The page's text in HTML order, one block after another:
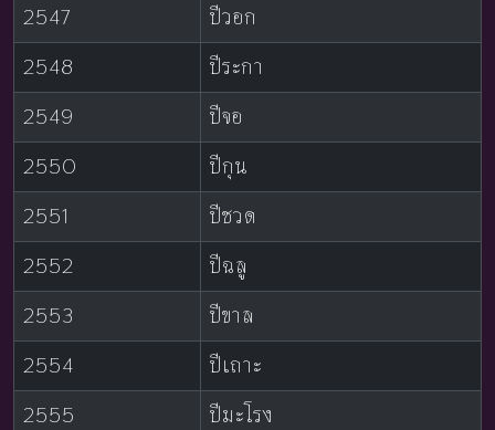
2547
ปีวอก
2548
ปีระกา
2549
ปีจอ
2550
ปีกุน
2551
ปีชวด
2552
ปีฉลู
2553
ปีขาล
2554
ปีเถาะ
2555
ปีมะโรง